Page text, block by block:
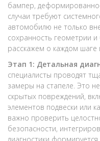
бампер,
случаи требуют
автомобилю не только
сохранность геометрии
расскажем о каждом шаге
Этап 1: Детальная
специалисты проводят
замеры на стапеле. Это
скрытых повреждений,
элементов подвески или
важно проверить
безопасности,